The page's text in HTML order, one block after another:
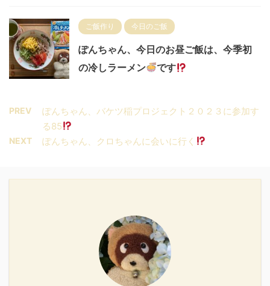
ご飯作り 今日のご飯
ぽんちゃん、今日のお昼ご飯は、今季初
の冷しラーメン
です
PREV
ぽんちゃん、バケツ稲プロジェクト２０２３に参加す
る85
NEXT ぽんちゃん、クロちゃんに会いに行く